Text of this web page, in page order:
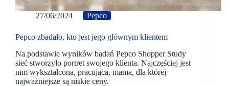
27/06/2024 Pepco
Pepco zbadało, kto jest jego głównym klientem
Na podstawie wyników badań Pepco Shopper Study
sieć stworzyło portret swojego klienta. Najczęściej jest
nim wykształcona, pracująca, mama, dla której
najważniejsze są niskie ceny.